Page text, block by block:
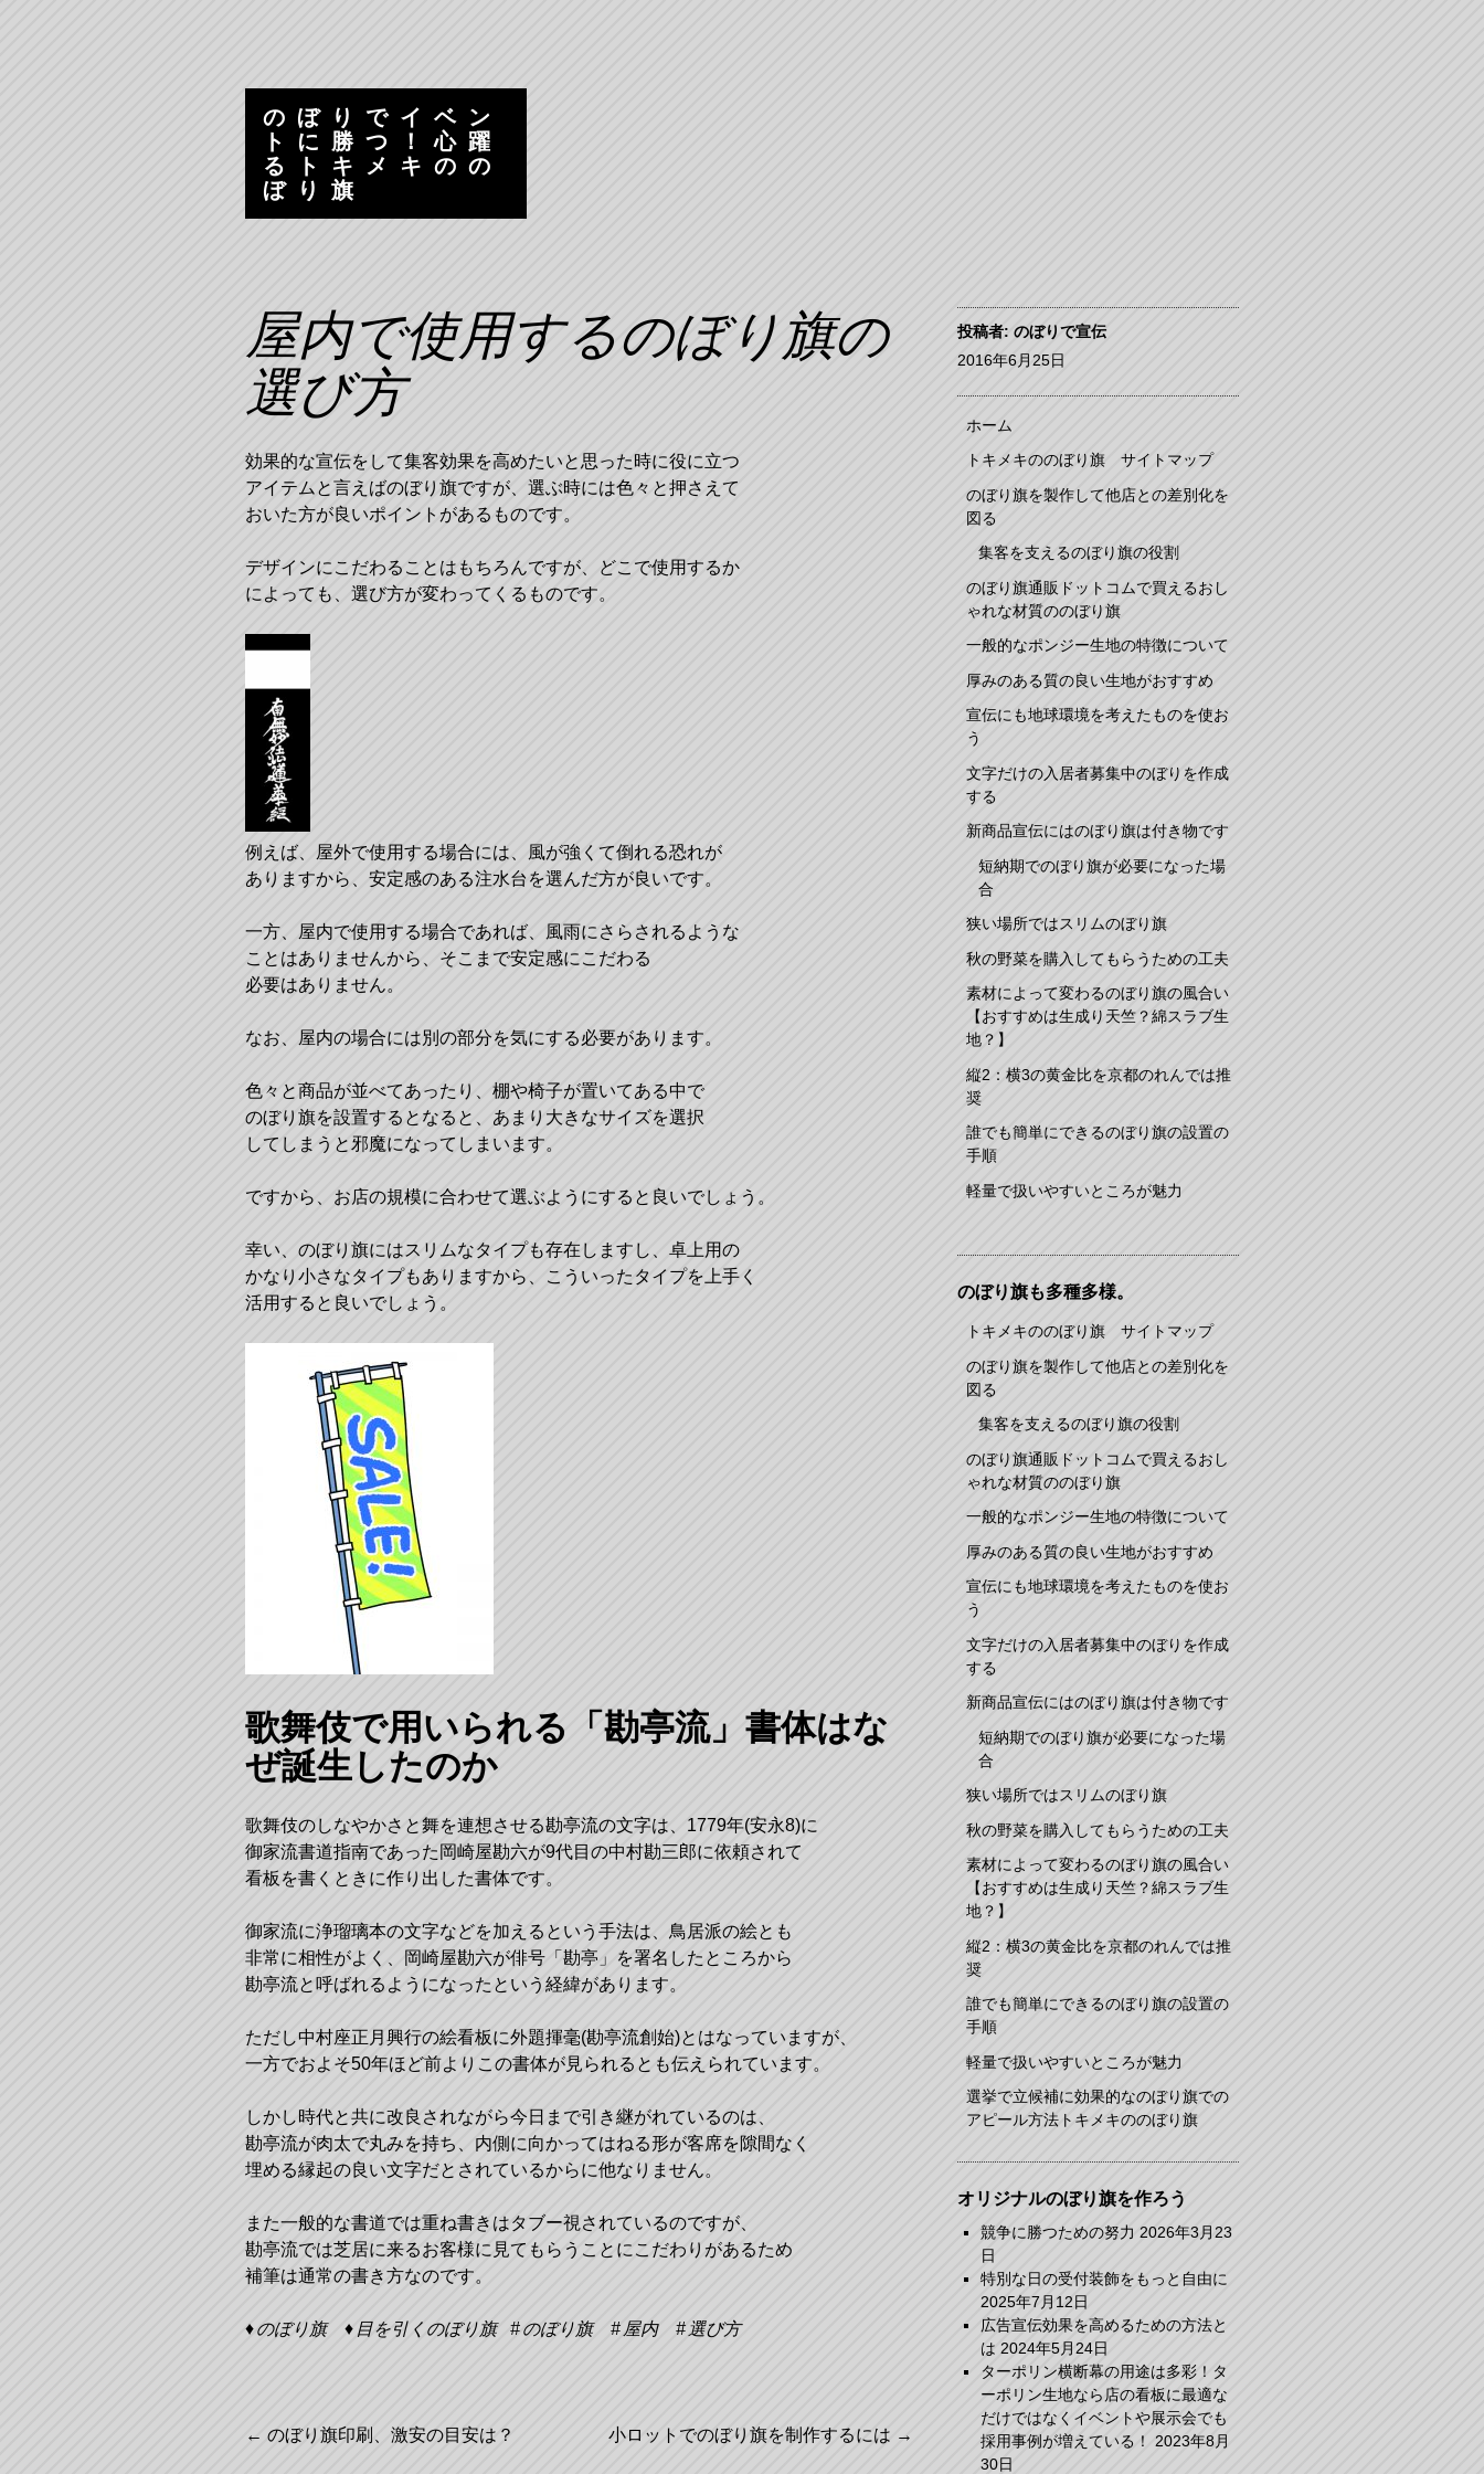
ン
ッ
ー
ス
のぼりでイベン
トに勝つ！心躍
るトキメキのの
ぼり旗
屋内で使用するのぼり旗の
選び方
投稿者: のぼりで宣伝
2016年6月25日
効果的な宣伝をして集客効果を高めたいと思った時に役に立つ
アイテムと言えばのぼり旗ですが、選ぶ時には色々と押さえて
おいた方が良いポイントがあるものです。
デザインにこだわることはもちろんですが、どこで使用するか
によっても、選び方が変わってくるものです。
例えば、屋外で使用する場合には、風が強くて倒れる恐れが
ありますから、安定感のある注水台を選んだ方が良いです。
一方、屋内で使用する場合であれば、風雨にさらされるような
ことはありませんから、そこまで安定感にこだわる
必要はありません。
なお、屋内の場合には別の部分を気にする必要があります。
色々と商品が並べてあったり、棚や椅子が置いてある中で
のぼり旗を設置するとなると、あまり大きなサイズを選択
してしまうと邪魔になってしまいます。
ですから、お店の規模に合わせて選ぶようにすると良いでしょう。
幸い、のぼり旗にはスリムなタイプも存在しますし、卓上用の
かなり小さなタイプもありますから、こういったタイプを上手く
活用すると良いでしょう。
歌舞伎で用いられる「勘亭流」書体はな
ぜ誕生したのか
歌舞伎のしなやかさと舞を連想させる勘亭流の文字は、1779年(安永8)に
御家流書道指南であった岡崎屋勘六が9代目の中村勘三郎に依頼されて
看板を書くときに作り出した書体です。
御家流に浄瑠璃本の文字などを加えるという手法は、鳥居派の絵とも
非常に相性がよく、岡崎屋勘六が俳号「勘亭」を署名したところから
勘亭流と呼ばれるようになったという経緯があります。
ただし中村座正月興行の絵看板に外題揮毫(勘亭流創始)とはなっていますが、
一方でおよそ50年ほど前よりこの書体が見られるとも伝えられています。
しかし時代と共に改良されながら今日まで引き継がれているのは、
勘亭流が肉太で丸みを持ち、内側に向かってはねる形が客席を隙間なく
埋める縁起の良い文字だとされているからに他なりません。
また一般的な書道では重ね書きはタブー視されているのですが、
勘亭流では芝居に来るお客様に見てもらうことにこだわりがあるため
補筆は通常の書き方なのです。
のぼり旗 目を引くのぼり旗 のぼり旗 屋内 選び方
投
← のぼり旗印刷、激安の目安は？ 小ロットでのぼり旗を制作するには →
ホーム
トキメキののぼり旗 サイトマップ
のぼり旗を製作して他店との差別化を
図る
集客を支えるのぼり旗の役割
のぼり旗通販ドットコムで買えるおし
ゃれな材質ののぼり旗
一般的なポンジー生地の特徴について
厚みのある質の良い生地がおすすめ
宣伝にも地球環境を考えたものを使お
う
文字だけの入居者募集中のぼりを作成
する
新商品宣伝にはのぼり旗は付き物です
短納期でのぼり旗が必要になった場
合
狭い場所ではスリムのぼり旗
秋の野菜を購入してもらうための工夫
素材によって変わるのぼり旗の風合い
【おすすめは生成り天竺？綿スラブ生
地？】
縦2：横3の黄金比を京都のれんでは推
奨
誰でも簡単にできるのぼり旗の設置の
手順
軽量で扱いやすいところが魅力
のぼり旗も多種多様。
トキメキののぼり旗 サイトマップ
のぼり旗を製作して他店との差別化を
図る
集客を支えるのぼり旗の役割
のぼり旗通販ドットコムで買えるおし
ゃれな材質ののぼり旗
一般的なポンジー生地の特徴について
厚みのある質の良い生地がおすすめ
宣伝にも地球環境を考えたものを使お
う
文字だけの入居者募集中のぼりを作成
する
新商品宣伝にはのぼり旗は付き物です
短納期でのぼり旗が必要になった場
合
狭い場所ではスリムのぼり旗
秋の野菜を購入してもらうための工夫
素材によって変わるのぼり旗の風合い
【おすすめは生成り天竺？綿スラブ生
地？】
縦2：横3の黄金比を京都のれんでは推
奨
誰でも簡単にできるのぼり旗の設置の
手順
軽量で扱いやすいところが魅力
選挙で立候補に効果的なのぼり旗での
アピール方法トキメキののぼり旗
オリジナルのぼり旗を作ろう
競争に勝つための努力 2026年3月23
日
特別な日の受付装飾をもっと自由に
2025年7月12日
広告宣伝効果を高めるための方法と
は 2024年5月24日
ターポリン横断幕の用途は多彩！タ
ーポリン生地なら店の看板に最適な
だけではなくイベントや展示会でも
採用事例が増えている！
2023年8月
30日